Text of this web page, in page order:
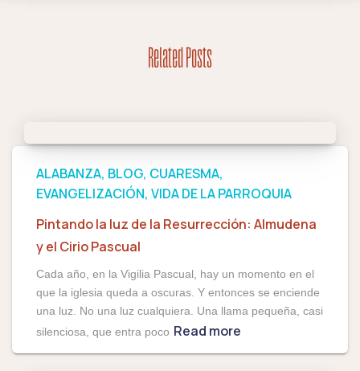
Related Posts
ALABANZA BLOG CUARESMA
EVANGELIZACIÓN VIDA DE LA PARROQUIA
Pintando la luz de la Resurrección: Almudena
y el Cirio Pascual
Cada año, en la Vigilia Pascual, hay un momento en el
que la iglesia queda a oscuras. Y entonces se enciende
una luz. No una luz cualquiera. Una llama pequeña, casi
silenciosa, que entra poco Read more